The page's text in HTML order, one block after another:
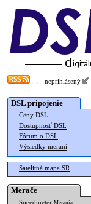
neprihlásený
DSL pripojenie
Ceny DSL
Dostupnosť DSL
Fórum o DSL
Výsledky meraní
Satelitná mapa SR
Merače
Speedmeter Merania